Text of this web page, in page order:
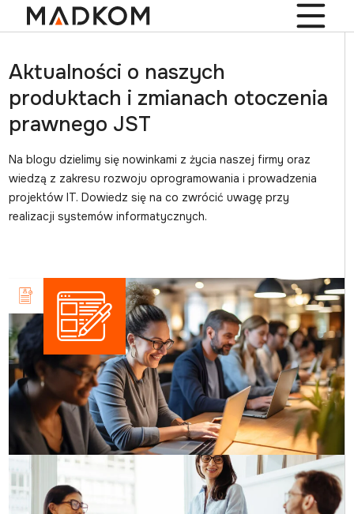
Aktualności o naszych
produktach i zmianach otoczenia
prawnego JST
Na blogu dzielimy się nowinkami z życia naszej firmy oraz
wiedzą z zakresu rozwoju oprogramowania i prowadzenia
projektów IT. Dowiedz się na co zwrócić uwagę przy
realizacji systemów informatycznych.